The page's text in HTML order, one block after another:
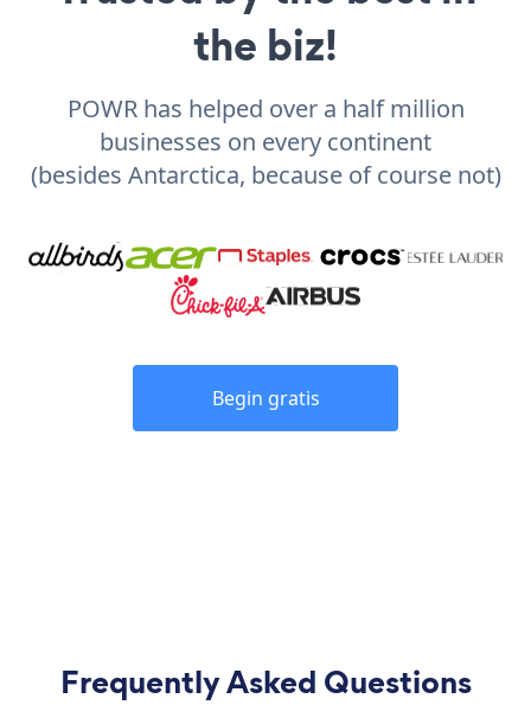
the biz!
POWR has helped over a half million
businesses on every continent
(besides Antarctica, because of course not)
Begin gratis
Frequently Asked Questions